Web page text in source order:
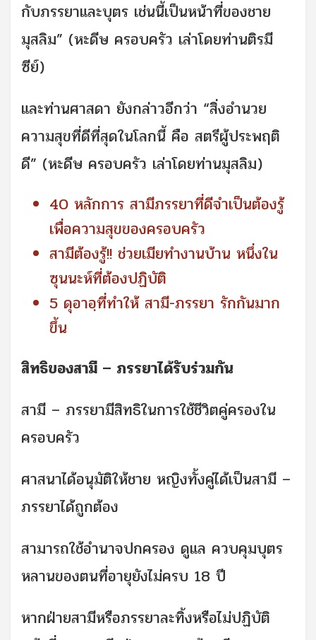
กับภรรยาและบุตร เช่นนี้เป็นหน้าที่ของชาย
มุสลิม” (หะดีษ ครอบครัว เล่าโดยท่านติรมี
ซีย์)
และท่านศาสดา ยังกล่าวอีกว่า “สิ่งอำนวย
ความสุขที่ดีที่สุดในโลกนี้ คือ สตรีผู้ประพฤติ
ดี” (หะดีษ ครอบครัว เล่าโดยท่านมุสลิม)
40 หลักการ สามีภรรยาที่ดีจำเป็นต้องรู้
เพื่อความสุขของครอบครัว
สามีต้องรู้!! ช่วยเมียทำงานบ้าน หนึ่งใน
ซุนนะห์ที่ต้องปฏิบัติ
5 ดุอาอฺที่ทำให้ สามี-ภรรยา รักกันมาก
ขึ้น
สิทธิของสามี – ภรรยาได้รับร่วมกัน
สามี – ภรรยามีสิทธิในการใช้ชีวิตคู่ครองใน
ครอบครัว
ศาสนาได้อนุมัติให้ชาย หญิงทั้งคู่ได้เป็นสามี –
ภรรยาได้ถูกต้อง
สามารถใช้อำนาจปกครอง ดูแล ควบคุมบุตร
หลานของตนที่อายุยังไม่ครบ 18 ปี
หากฝ่ายสามีหรือภรรยาละทิ้งหรือไม่ปฏิบัติ